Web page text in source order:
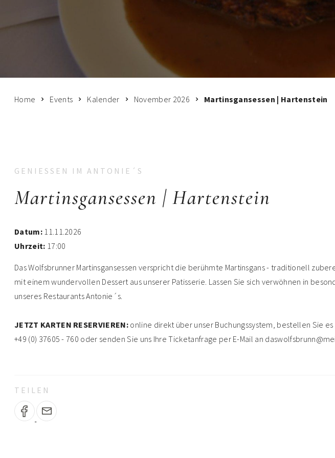
Home Events Kalender November 2026 Martinsgansessen | Hartenstein
GENIESSEN IM ANTONIE´S
Martinsgansessen | Hartenstein
Datum: 11.11.2026
Uhrzeit: 17:00
Das Wolfsbrunner Martinsgansessen verspricht die berühmte Martinsgans - traditionell
mit einem wundervollen Dessert aus unserer Patisserie. Lassen Sie sich verwöhnen in
unseres Restaurants Antonie´s.
JETZT KARTEN RESERVIEREN: online direkt über unser Buchungssystem, bestellen Sie
+49 (0) 37605 - 760 oder senden Sie uns Ihre Ticketanfrage per E-Mail an
TEILEN